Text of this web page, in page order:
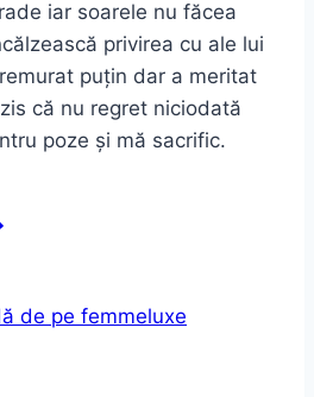
iar soarele nu făcea
privirea cu ale lui
puțin dar a meritat
că nu regret niciodată
poze și mă sacrific.